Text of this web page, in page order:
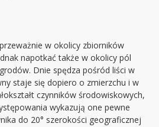
w okolicy zbiorników
napotkać także w okolicy pól
Dnie spędza pośród liści w
staje się dopiero o zmierzchu i w
czynników środowiskowych,
wykazują one pewne
do 20° szerokości geograficznej